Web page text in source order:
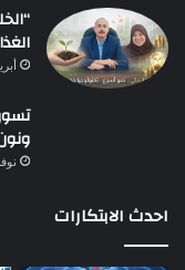
أبريل
نوفمبر
احدث الابتكارات